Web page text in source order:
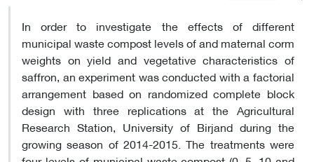
In order to investigate the effects of different
municipal waste compost levels of and maternal corm
weights on yield and vegetative characteristics of
saffron, an experiment was conducted with a factorial
arrangement based on randomized complete block
design with three replications at the Agricultural
Research Station, University of Birjand during the
growing season of 2014-2015. The treatments were